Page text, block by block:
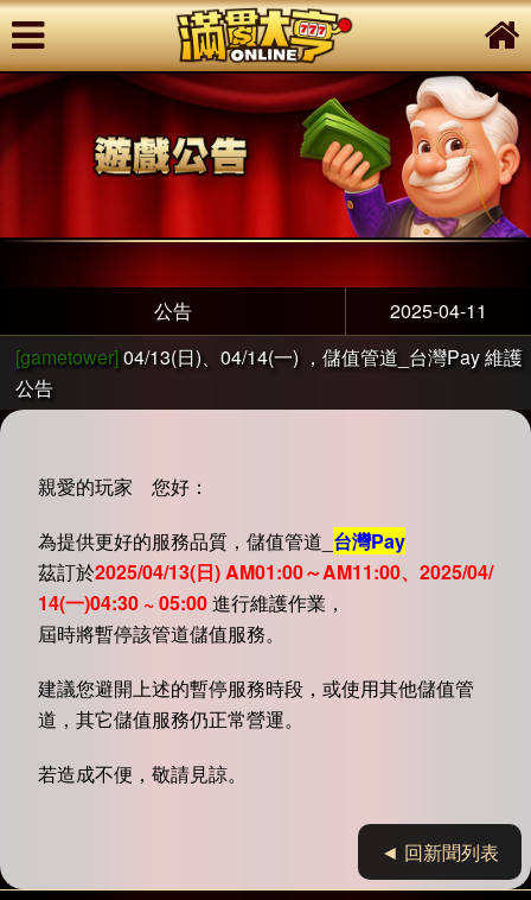
公告
2025-04-11
[gametower]04/13(日)、04/14(一) ，儲值管道_台灣Pay 維護
公告
親愛的玩家 您好：
為提供更好的服務品質，儲值管道_ 台灣Pay
茲訂於2025/04/13(日) AM01:00～AM11:00、2025/04/
14(一)04:30 ~ 05:00進行維護作業，
屆時將暫停該管道儲值服務。
建議您避開上述的暫停服務時段，或使用其他儲值管
道，其它儲值服務仍正常營運。
若造成不便，敬請見諒。
◄ 回新聞列表